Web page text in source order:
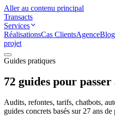
Aller au contenu principal
Transacts
Services
RéalisationsCas ClientsAgenceBlog
projet
Guides pratiques
72 guides pour
Audits, refontes, tarifs, chatbots,
guides concrets basés sur 27 ans